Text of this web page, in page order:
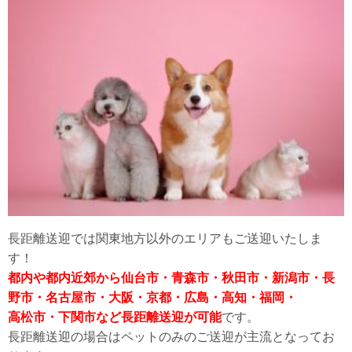
長距離送迎では関東地方以外のエリアもご送迎いたしま
す！
都内や都内近郊から仙台市・青森市・秋田市・新潟市・長
野市・名古屋市・大阪・京都・広島・高知・福岡・
高松市・下関市など長距離送迎が可能です。
長距離送迎の場合はペットのみのご送迎が主流となってお